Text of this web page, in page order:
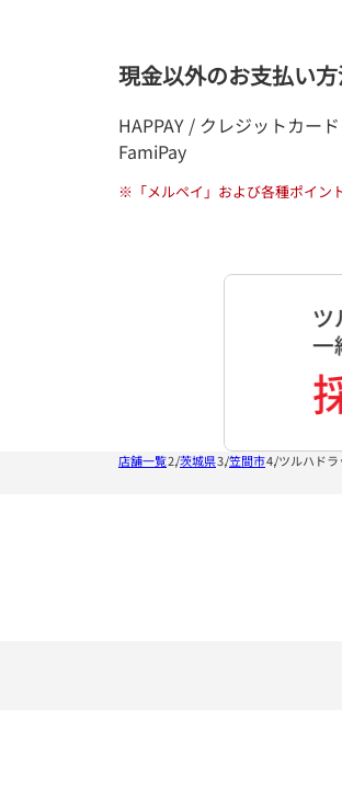
現金以外のお支払い
HAPPAY / クレジットカー
FamiPay
※ 「メルペイ」および各種ポイ
店舗一覧 茨城県 笠間市 ツルハド